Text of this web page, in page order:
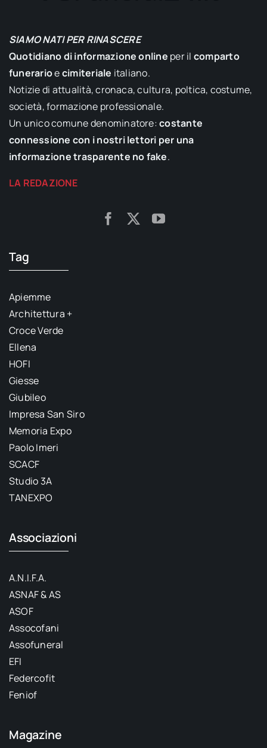
SIAMO NATI PER RINASCERE
Quotidiano di informazione online per il comparto
funerarioecimiteriale italiano.
Notizie di attualità, cronaca, cultura, poltica, costume,
società, formazione professionale.
Un unico comune denominatore:costante
connessione con i nostri lettori per una
informazione trasparente no fake.
LA REDAZIONE
Tag
Apiemme
Architettura +
Croce Verde
Ellena
HOFI
Giesse
Giubileo
Impresa San Siro
Memoria Expo
Paolo Imeri
SCACF
Studio 3A
TANEXPO
Associazioni
A.N.I.F.A.
ASNAF & AS
ASOF
Assocofani
Assofuneral
EFI
Federcofit
Feniof
Magazine